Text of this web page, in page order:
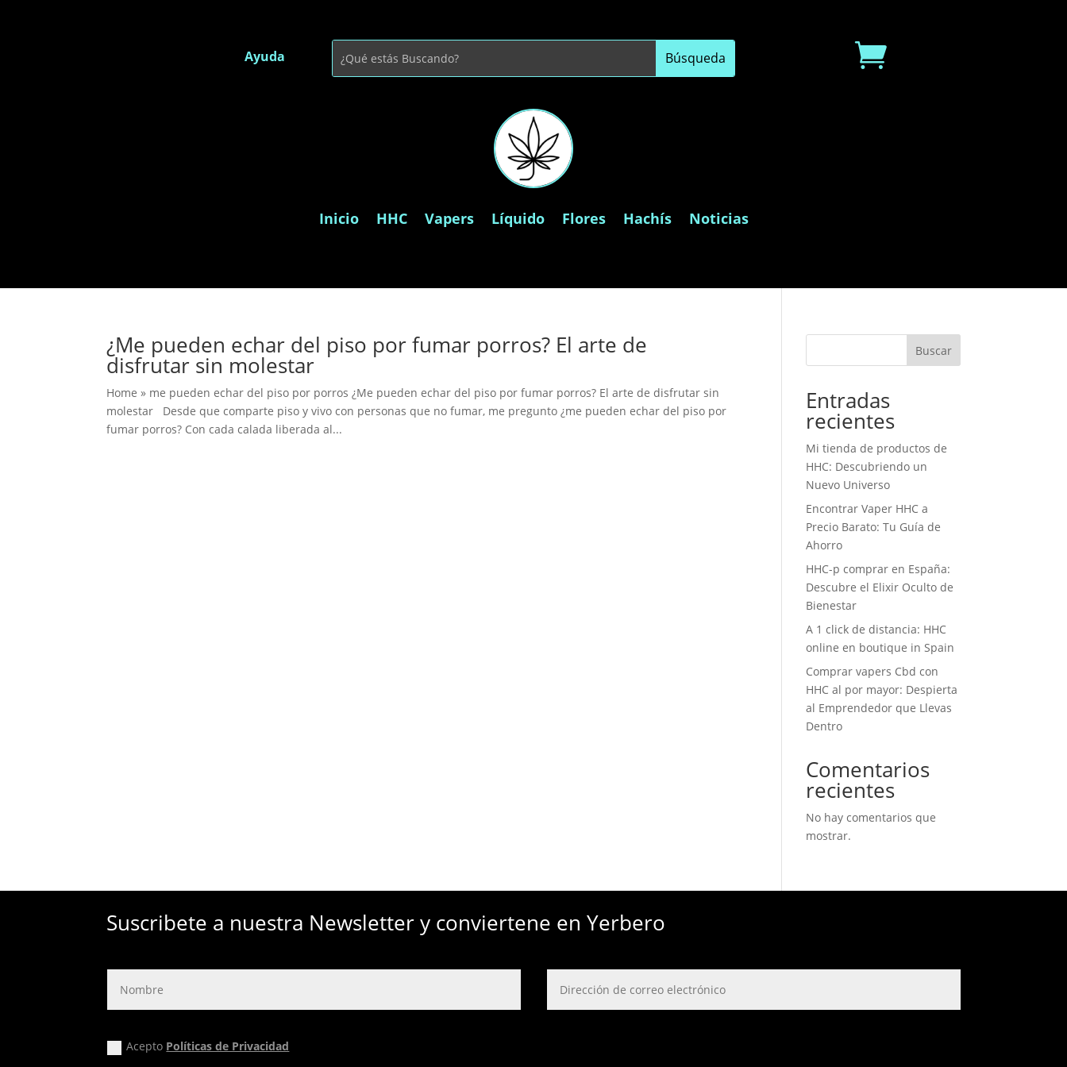
Ayuda 
Inicio HHC Vapers Líquido Flores Hachís Noticias
¿Me pueden echar del piso por fumar porros? El arte de
disfrutar sin molestar
Home » me pueden echar del piso por porros ¿Me pueden echar del piso por fumar porros? El arte de disfrutar sin
molestar Desde que comparte piso y vivo con personas que no fumar, me pregunto ¿me pueden echar del piso por
fumar porros? Con cada calada liberada al...
Buscar
Entradas
recientes
Mi tienda de productos de
HHC: Descubriendo un
Nuevo Universo
Encontrar Vaper HHC a
Precio Barato: Tu Guía de
Ahorro
HHC-p comprar en España:
Descubre el Elixir Oculto de
Bienestar
A 1 click de distancia: HHC
online en boutique in Spain
Comprar vapers Cbd con
HHC al por mayor: Despierta
al Emprendedor que Llevas
Dentro
Comentarios
recientes
No hay comentarios que
mostrar.
Suscribete a nuestra Newsletter y conviertene en Yerbero
Acepto Políticas de Privacidad